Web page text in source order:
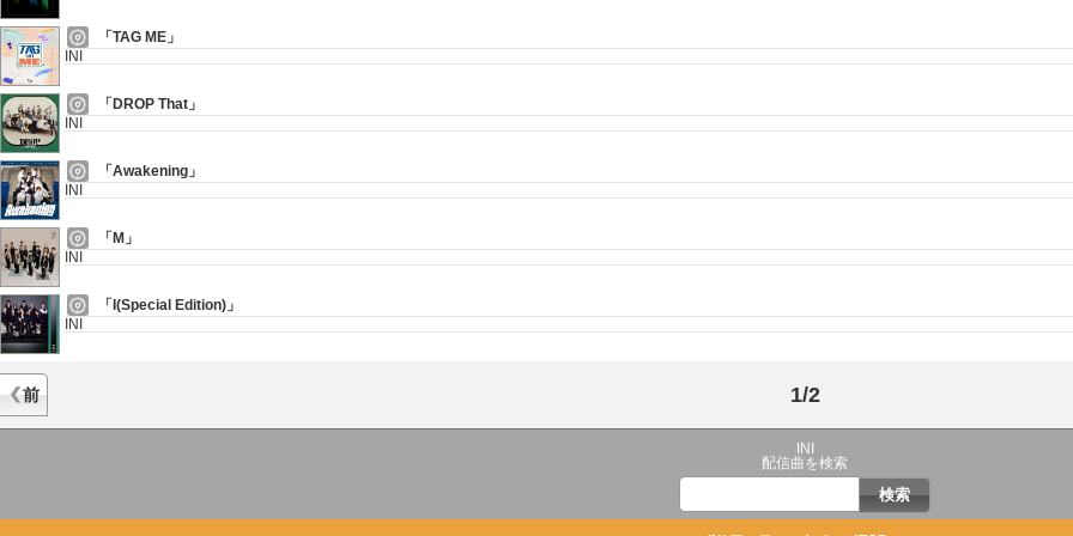
「TAG ME」
INI
「DROP That」
INI
「Awakening」
INI
「M」
INI
「I(Special Edition)」
INI
前 1/2
INI
配信曲を検索